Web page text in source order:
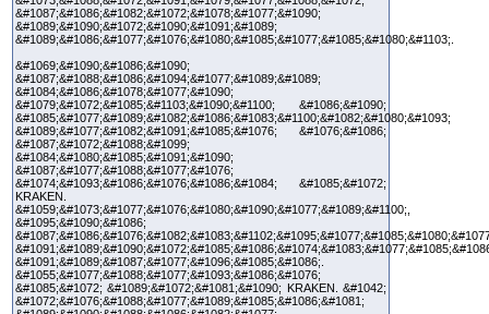
&#1087;&#1086;&#1082;&#1072;&#1078;&#1077;&#1090;
&#1089;&#1090;&#1072;&#1090;&#1091;&#1089;
&#1089;&#1086;&#1077;&#1076;&#1080;&#1085;&#1077;&#1085;&#1080;&#1103;.
&#1069;&#1090;&#1086;&#1090;
&#1087;&#1088;&#1086;&#1094;&#1077;&#1089;&#1089;
&#1084;&#1086;&#1078;&#1077;&#1090;
&#1079;&#1072;&#1085;&#1103;&#1090;&#1100; &#1086;&#1090;
&#1085;&#1077;&#1089;&#1082;&#1086;&#1083;&#1100;&#1082;&#1080;&#1093;
&#1089;&#1077;&#1082;&#1091;&#1085;&#1076; &#1076;&#1086;
&#1087;&#1072;&#1088;&#1099;
&#1084;&#1080;&#1085;&#1091;&#1090;
&#1087;&#1077;&#1088;&#1077;&#1076;
&#1074;&#1093;&#1086;&#1076;&#1086;&#1084; &#1085;&#1072;
KRAKEN.
&#1059;&#1073;&#1077;&#1076;&#1080;&#1090;&#1077;&#1089;&#1100;,
&#1095;&#1090;&#1086;
&#1091;&#1089;&#1087;&#1077;&#1096;&#1085;&#1086;.
&#1055;&#1077;&#1088;&#1077;&#1093;&#1086;&#1076;
&#1085;&#1072; &#1089;&#1072;&#1081;&#1090; KRAKEN. &#1042;
&#1072;&#1076;&#1088;&#1077;&#1089;&#1085;&#1086;&#1081;